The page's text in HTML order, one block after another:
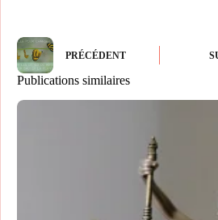
PRÉCÉDENT
Publications similaires